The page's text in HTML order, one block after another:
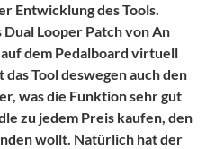
Entwicklung des Tools.
Looper Patch von An
dem Pedalboard virtuell
Tool deswegen auch den
was die Funktion sehr gut
zu jedem Preis kaufen, den
wollt. Natürlich hat der